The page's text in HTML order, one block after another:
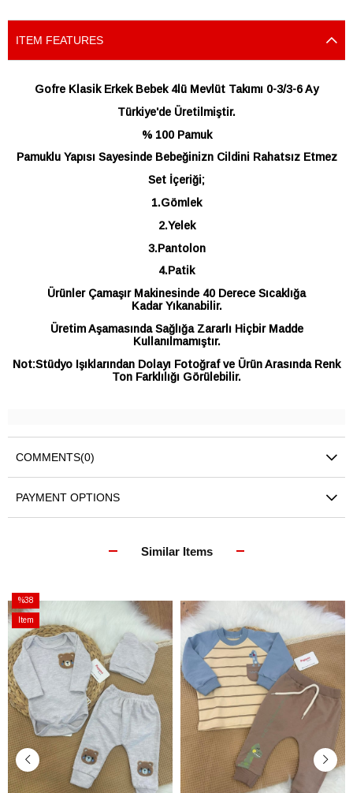
ITEM FEATURES
Gofre Klasik Erkek Bebek 4lü Mevlüt Takımı 0-3/3-6 Ay
Türkiye'de Üretilmiştir.
% 100 Pamuk
Pamuklu Yapısı Sayesinde Bebeğinizn Cildini Rahatsız Etmez
Set İçeriği;
1.Gömlek
2.Yelek
3.Pantolon
4.Patik
Ürünler Çamaşır Makinesinde 40 Derece Sıcaklığa
Kadar Yıkanabilir.
Üretim Aşamasında Sağlığa Zararlı Hiçbir Madde
Kullanılmamıştır.
Not:Stüdyo Işıklarından Dolayı Fotoğraf ve Ürün Arasında Renk
Ton Farklılığı Görülebilir.
COMMENTS(0)
PAYMENT OPTIONS
Similar Items
%38
Sale
%38Sale
Item
on
Offer